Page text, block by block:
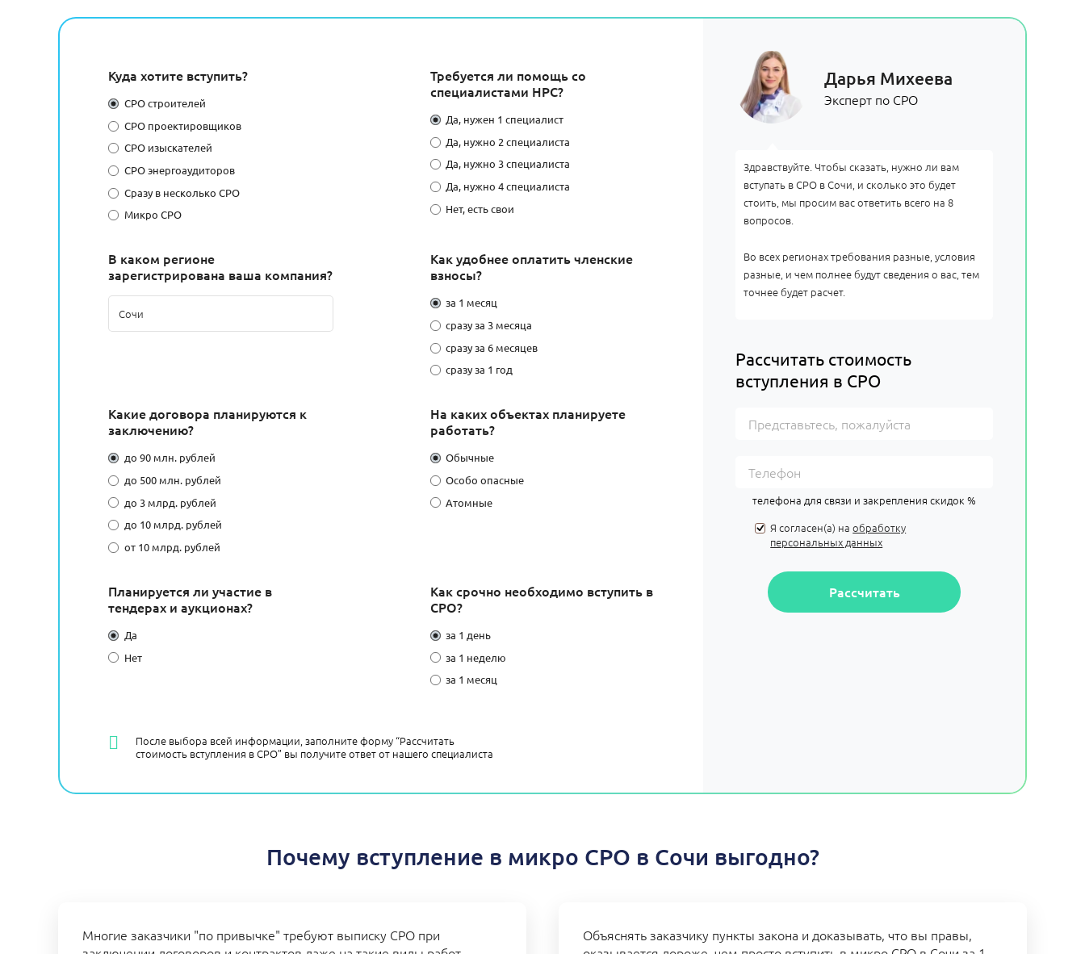
Куда хотите вступить?
СРО строителей
СРО проектировщиков
СРО изыскателей
СРО энергоаудиторов
Сразу в несколько СРО
Микро СРО
Требуется ли помощь со
специалистами НРС?
Да, нужен 1 специалист
Да, нужно 2 специалиста
Да, нужно 3 специалиста
Да, нужно 4 специалиста
Нет, есть свои
В каком регионе
зарегистрирована ваша компания?
Как удобнее оплатить членские
взносы?
за 1 месяц
сразу за 3 месяца
сразу за 6 месяцев
сразу за 1 год
Какие договора планируются к
заключению?
до 90 млн. рублей
до 500 млн. рублей
до 3 млрд. рублей
до 10 млрд. рублей
от 10 млрд. рублей
На каких объектах планируете
работать?
Обычные
Особо опасные
Атомные
Планируется ли участие в
тендерах и аукционах?
Да
Нет
Как срочно необходимо вступить в
СРО?
за 1 день
за 1 неделю
за 1 месяц
После выбора всей информации, заполните форму “Рассчитать
стоимость вступления в СРО” вы получите ответ от нашего специалиста
Дарья Михеева
Эксперт по СРО
Здравствуйте. Чтобы сказать, нужно ли вам
вступать в СРО в Сочи, и сколько это будет
стоить, мы просим вас ответить всего на 8
вопросов.
Во всех регионах требования разные, условия
разные, и чем полнее будут сведения о вас, тем
точнее будет расчет.
Рассчитать стоимость
вступления в СРО
телефона для связи и закрепления скидок %
Я согласен(а) наобработку
персональных данных
Рассчитать
Почему вступление в микро СРО в Сочи выгодно?
Многие заказчики "по привычке" требуют выписку СРО при
Объяснять заказчику пункты закона и доказывать, что вы правы,